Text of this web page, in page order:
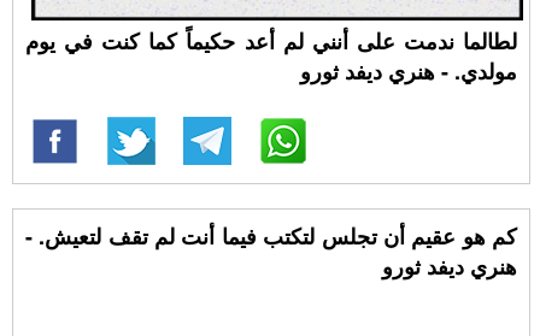
لطالما ندمت على أنني لم أعد حكيماً كما كنت في يوم
مولدي. - هنري ديفد ثورو
كم هو عقيم أن تجلس لتكتب فيما أنت لم تقف لتعيش. -
هنري ديفد ثورو